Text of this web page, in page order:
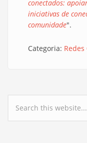
conectados:
iniciativas de
comunidade".
Categoria:
Search form